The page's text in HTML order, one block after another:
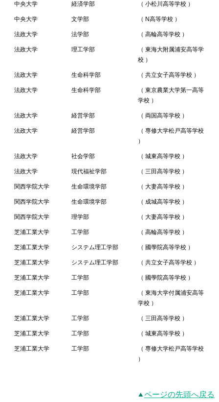
中央大学 経済学部 （ 小松川高等学校 ）
中央大学 文学部 （ N高等学校 ）
法政大学 法学部 （ 高輪高等学校 ）
法政大学 理工学部
（ 東海大附属浦安高等学
校 ）
法政大学 生命科学部 （ 共立女子高等学校 ）
法政大学 生命科学部
（ 東京農業大学第一高等
学校 ）
法政大学 経営学部 （ 両国高等学校 ）
法政大学 経営学部
（ 専修大学松戸高等学校
）
法政大学 社会学部 （ 城東高等学校 ）
法政大学 現代福祉学部 （ 三田高等学校 ）
関西学院大学 生命環境学部 （ 大妻高等学校 ）
関西学院大学 生命環境学部 （ 成城高等学校 ）
関西学院大学 理学部 （ 大妻高等学校 ）
芝浦工業大学 工学部 （ 高輪高等学校 ）
芝浦工業大学 システム理工学部 （ 國學院高等学校 ）
芝浦工業大学 システム理工学部 （ 共立女子高等学校 ）
芝浦工業大学 工学部 （ 國學院高等学校 ）
芝浦工業大学 工学部
（ 東海大学付属浦安高等
学校 ）
芝浦工業大学 工学部 （ 三田高等学校 ）
芝浦工業大学 工学部 （ 城東高等学校 ）
芝浦工業大学 工学部
（ 専修大学松戸高等学校
）
ページの先頭へ戻る